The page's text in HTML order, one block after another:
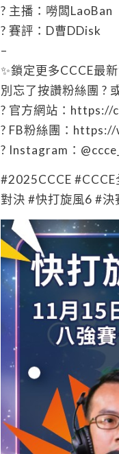
? 主播：嘮闆LaoBan
? 賽評：D曹DDisk
–
✨鎖定更多CCCE最
別忘了按讚粉絲團 ?
? 官方網站：https://
? FB粉絲團：
? Instagram：
#2025CCCE
對決 #快打旋風6 #決